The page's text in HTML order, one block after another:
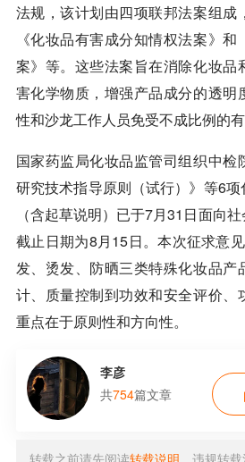
法规，该计划由四项联邦法案组成
《化妆品有害成分知情权法案》
案》等。这些法案旨在消除化妆品
害化学物质，增强产品成分的透明
性和沙龙工作人员免受不成比例的有
国家药监局化妆品监管司组织中检
研究技术指导原则（试行）》等6
（含起草说明）已于7月31日面向
截止日期为8月15日。本次征求意
发、烫发、防晒三类特殊化妆品产
计、质量控制到功效和安全评价、
重点在于原则性和方向性。
李彦
共754篇文章
转载之前请先阅读转载说明 ，违规转